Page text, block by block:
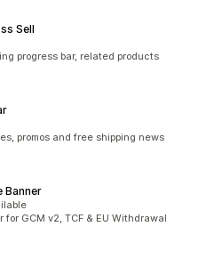
Sell
progress bar, related products
promos and free shipping news
Banner
for GCM v2, TCF & EU Withdrawal